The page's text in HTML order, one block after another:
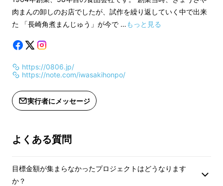
その角煮まんじゅうに使用しているのは豚肉。
そんな私達が何故今回、牛丼に挑戦したかとい
三代目社長が若かりし頃、記憶に刻まれた忘れ
牛丼をまた食べたい…と社員に話したことが
肉まんの卸しのお店でしたが、試作を繰り返していく中で出来
た 「長崎角煮まんじゅう」が今で …もっと見る
https://0806.jp/
https://note.com/iwasakihonpo/
実行者にメッセージ
よくある質問
目標金額が集まらなかったプロジェクトはどうなります
か？